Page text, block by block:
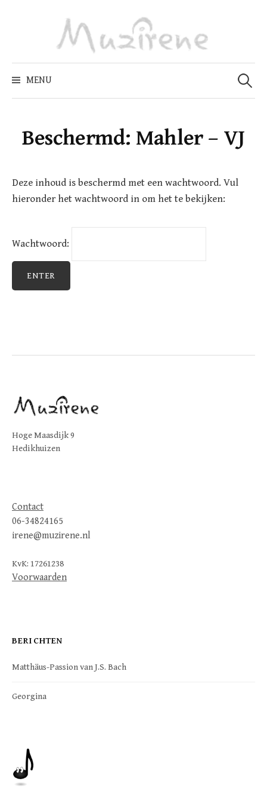
MENU
Zoeken
naar:
Beschermd: Mahler – VJ
Deze inhoud is beschermd met een wachtwoord. Vul
hieronder het wachtwoord in om het te bekijken:
Wachtwoord:
Hoge Maasdijk 9
Hedikhuizen
Contact
06-34824165
irene@muzirene.nl
KvK: 17261238
Voorwaarden
BERICHTEN
Matthäus-Passion van J.S. Bach
Georgina